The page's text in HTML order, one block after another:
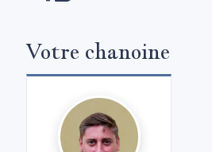
Votre chanoine